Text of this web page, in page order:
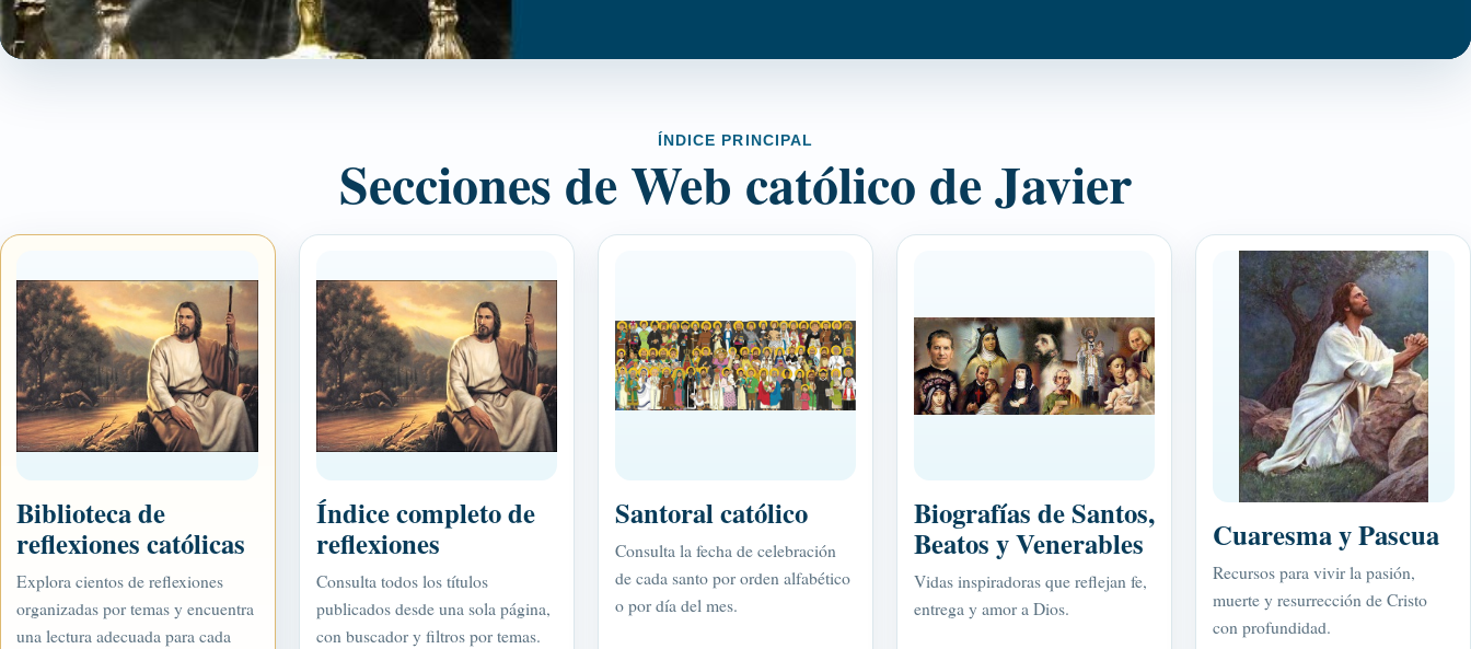
ÍNDICE PRINCIPAL
Secciones de Web católico de Javier
Biblioteca de
reflexiones católicas
Explora cientos de reflexiones
organizadas por temas y encuentra
una lectura adecuada para cada
Índice completo de
reflexiones
Consulta todos los títulos
publicados desde una sola página,
con buscador y filtros por temas.
Santoral católico
Consulta la fecha de celebración
de cada santo por orden alfabético
o por día del mes.
Biografías de Santos,
Beatos y Venerables
Vidas inspiradoras que reflejan fe,
entrega y amor a Dios.
Cuaresma y Pascua
Recursos para vivir la pasión,
muerte y resurrección de Cristo
con profundidad.